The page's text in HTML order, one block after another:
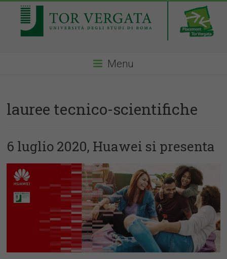
Menu
lauree tecnico-scientifiche
6 luglio 2020, Huawei si presenta